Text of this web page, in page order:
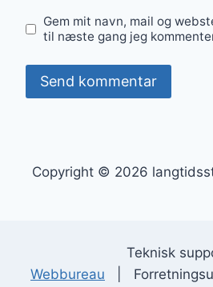
Gem mit navn, mail og
til næste gang jeg
Copyright © 2026
Teknisk
Webbureau |